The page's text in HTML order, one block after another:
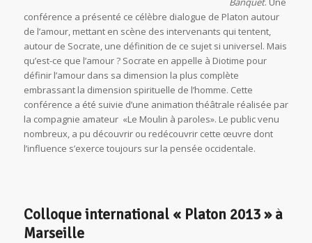
conférence a présenté ce célèbre dialogue de Platon autour
de l’amour, mettant en scène des intervenants qui tentent,
autour de Socrate, une définition de ce sujet si universel. Mais
qu’est-ce que l’amour ? Socrate en appelle à Diotime pour
définir l’amour dans sa dimension la plus complète
embrassant la dimension spirituelle de l’homme. Cette
conférence a été suivie d’une animation théâtrale réalisée par
la compagnie amateur «Le Moulin à paroles». Le public venu
nombreux, a pu découvrir ou redécouvrir cette œuvre dont
l’influence s’exerce toujours sur la pensée occidentale.
Colloque international « Platon 2013 » à
Marseille